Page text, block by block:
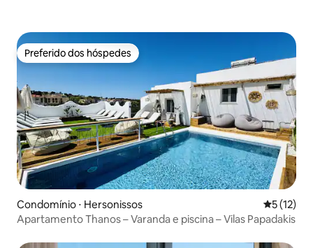
Preferido dos hóspedes
Preferido dos hóspedes
Condomínio ⋅ Hersonissos 5 de uma
5 (12)
Apartamento Thanos – Varanda e piscina – Vilas Papadakis